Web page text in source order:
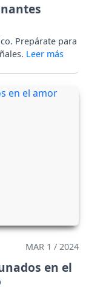
Prepárate para
MAR 1 / 2024
en el